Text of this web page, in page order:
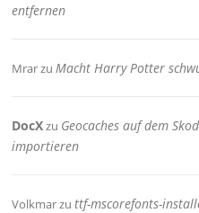
entfernen
Mrarzu Macht Harry Potter
DocXzu Geocaches auf dem
importieren
Volkmarzuttf-mscorefonts-